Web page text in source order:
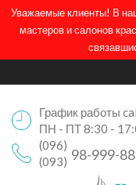
Уважаемые клиенты! В
мастеров и салонов
График работы
ПН - ПТ 8:30 -
(096)
98-999-88
(093)